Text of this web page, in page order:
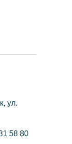
ул.
58 80